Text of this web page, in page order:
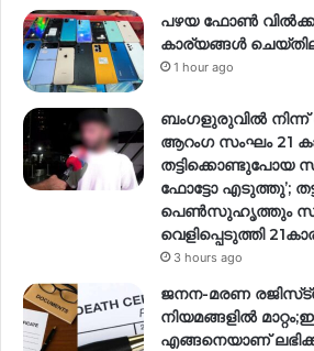
പഴയ ഫോൺ
കാര്യങ്ങൾ
1 hour ago
ബംഗളുരുവിൽ നിന്ന്
ആറംഗ സംഘം 21
തട്ടിക്കൊണ്ടുപോയ
ഫോട്ടോ എടുത്തു’;
പെണ്‍സുഹൃത്തും
വെളിപ്പെടുത്തി
3 hours ago
ജനന-മരണ
നിയമങ്ങളില്‍
എങ്ങനെയാണ്